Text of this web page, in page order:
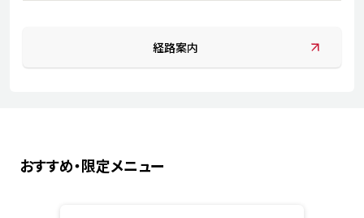
経路案内
おすすめ・限定メニュー